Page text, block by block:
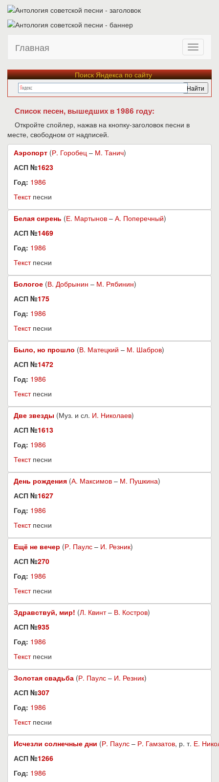
Главная
Поиск Яндекса по сайту
Список песен, вышедших в 1986 году:
Откройте спойлер, нажав на кнопку-заголовок песни в
месте, свободном от надписей.
Аэропорт (Р. Горобец – М. Танич)
АСП №1623
Год: 1986
Текстпесни
Белая сирень (Е. Мартынов – А. Поперечный)
АСП №1469
Год: 1986
Текстпесни
Бологое (В. Добрынин – М. Рябинин)
АСП №175
Год: 1986
Текстпесни
Было, но прошло (В. Матецкий – М. Шабров)
АСП №1472
Год: 1986
Текстпесни
Две звезды (Муз. и сл. И. Николаев)
АСП №1613
Год: 1986
Текстпесни
День рождения (А. Максимов – М. Пушкина)
АСП №1627
Год: 1986
Текстпесни
Ещё не вечер (Р. Паулс – И. Резник)
АСП №270
Год: 1986
Текстпесни
Здравствуй, мир! (Л. Квинт– В. Костров)
АСП №935
Год: 1986
Текстпесни
Золотая свадьба (Р. Паулс – И. Резник)
АСП №307
Год: 1986
Текстпесни
Исчезли солнечные дни (Р. Паулс – Р. Гамзатов, р. т. Е.
АСП №1266
Год: 1986